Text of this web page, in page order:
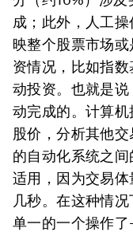
成；此外，人工
映整个股票市场
资情况，比如指
动投资。也就是
动完成的。计算
股价，分析其他
的自动化系统之
适用，因为交易
几秒。在这种情
单一的一个操作